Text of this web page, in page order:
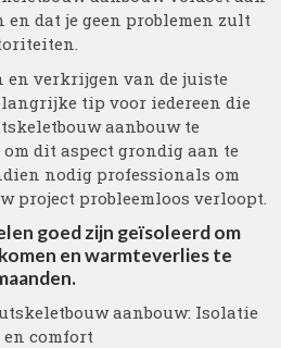
dat je geen problemen zult
en verkrijgen van de juiste
tip voor iedereen die
aanbouw te
dit aspect grondig aan te
nodig professionals om
project probleemloos verloopt.
goed zijn geïsoleerd om
en warmteverlies te
aanbouw: Isolatie
comfort